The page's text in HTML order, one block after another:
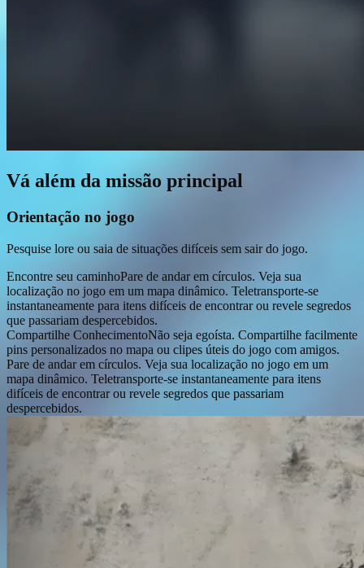
Vá além da missão principal
Orientação no jogo
Pesquise lore ou saia de situações difíceis sem sair do jogo.
Encontre seu caminhoPare de andar em círculos. Veja sua
localização no jogo em um mapa dinâmico. Teletransporte-se
instantaneamente para itens difíceis de encontrar ou revele segredos
que passariam despercebidos.
Compartilhe ConhecimentoNão seja egoísta. Compartilhe facilmente
pins personalizados no mapa ou clipes úteis do jogo com amigos.
Pare de andar em círculos. Veja sua localização no jogo em um
mapa dinâmico. Teletransporte-se instantaneamente para itens
difíceis de encontrar ou revele segredos que passariam
despercebidos.